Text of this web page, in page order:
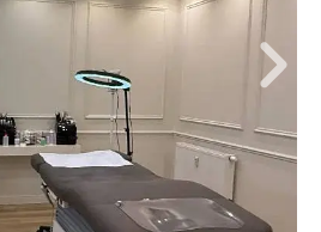
Kosmetik: Plasma Pen,
* Fußpflege * Permanent Make
Vecheldebietet Leistungen in
Unterspritzungen,
Make-Up, Körper, Tattoo,
an.